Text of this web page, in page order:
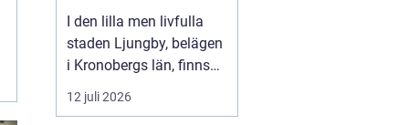
I den lilla men livfulla
staden Ljungby, belägen
i Kronobergs län, finns
en dynamisk marknad
för bostadssökande.
12 juli 2026